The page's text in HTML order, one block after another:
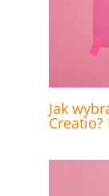
Jak